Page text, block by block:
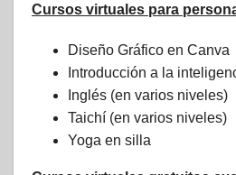
Cursos virtuales para
Diseño Gráfico en Canva
Introducción a la
Inglés (en varios niveles)
Taichí (en varios niveles)
Yoga en silla